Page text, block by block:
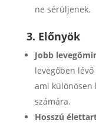
ne sérüljenek.
3. Előnyök
Jobb
levegőben
ami különösen
számára.
Hosszú